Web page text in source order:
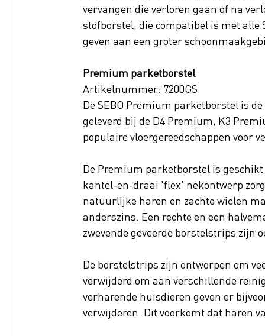
vervangen die verloren gaan of na
stofborstel, die compatibel is met alle
geven aan een groter
Premium parketborstel
Artikelnummer: 7200GS
De SEBO Premium parketborstel is
geleverd bij de D4 Premium, K3
populaire vloergereedschappen voor
De Premium parketborstel is
kantel-en-draai 'flex' nekontwerp
natuurlijke haren en zachte wielen
anderszins. Een rechte en een
zwevende geveerde borstelstrips zijn
De borstelstrips zijn ontworpen om
verwijderd om aan verschillende
verharende huisdieren geven er
verwijderen. Dit voorkomt dat haren